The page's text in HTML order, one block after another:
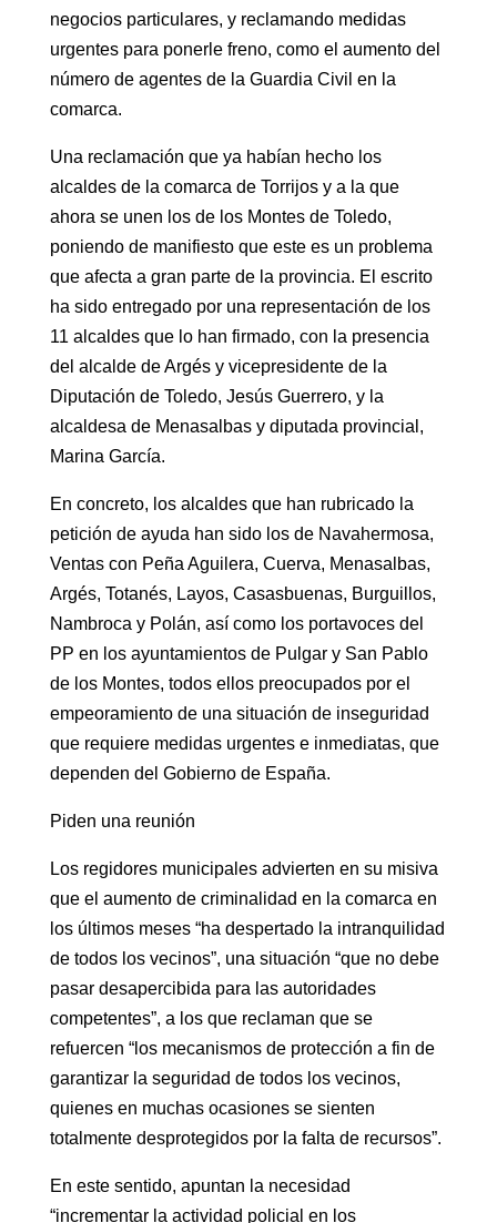
negocios particulares, y reclamando medidas
urgentes para ponerle freno, como el aumento del
número de agentes de la Guardia Civil en la
comarca.
Una reclamación que ya habían hecho los
alcaldes de la comarca de Torrijos y a la que
ahora se unen los de los Montes de Toledo,
poniendo de manifiesto que este es un problema
que afecta a gran parte de la provincia. El escrito
ha sido entregado por una representación de los
11 alcaldes que lo han firmado, con la presencia
del alcalde de Argés y vicepresidente de la
Diputación de Toledo, Jesús Guerrero, y la
alcaldesa de Menasalbas y diputada provincial,
Marina García.
En concreto, los alcaldes que han rubricado la
petición de ayuda han sido los de Navahermosa,
Ventas con Peña Aguilera, Cuerva, Menasalbas,
Argés, Totanés, Layos, Casasbuenas, Burguillos,
Nambroca y Polán, así como los portavoces del
PP en los ayuntamientos de Pulgar y San Pablo
de los Montes, todos ellos preocupados por el
empeoramiento de una situación de inseguridad
que requiere medidas urgentes e inmediatas, que
dependen del Gobierno de España.
Piden una reunión
Los regidores municipales advierten en su misiva
que el aumento de criminalidad en la comarca en
los últimos meses “ha despertado la intranquilidad
de todos los vecinos”, una situación “que no debe
pasar desapercibida para las autoridades
competentes”, a los que reclaman que se
refuercen “los mecanismos de protección a fin de
garantizar la seguridad de todos los vecinos,
quienes en muchas ocasiones se sienten
totalmente desprotegidos por la falta de recursos”.
En este sentido, apuntan la necesidad
“incrementar la actividad policial en los